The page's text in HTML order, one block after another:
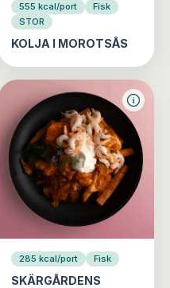
555 kcal/port
Fisk
STOR
KOLJA I MOROTSÅS
285 kcal/port Fisk
SKÄRGÅRDENS